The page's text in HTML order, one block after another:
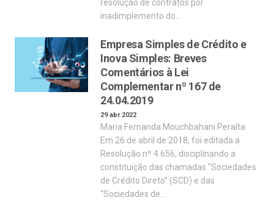
resolução de contratos por
inadimplemento do…
Empresa Simples de Crédito e
Inova Simples: Breves
Comentários à Lei
Complementar nº 167 de
24.04.2019
29 abr 2022
Maria Fernanda Mouchbahani Peralta
Em 26 de abril de 2018, foi editada a
Resolução nº 4.656, disciplinando a
constituição das chamadas “Sociedades
de Crédito Direto” (SCD) e das
“Sociedades de…